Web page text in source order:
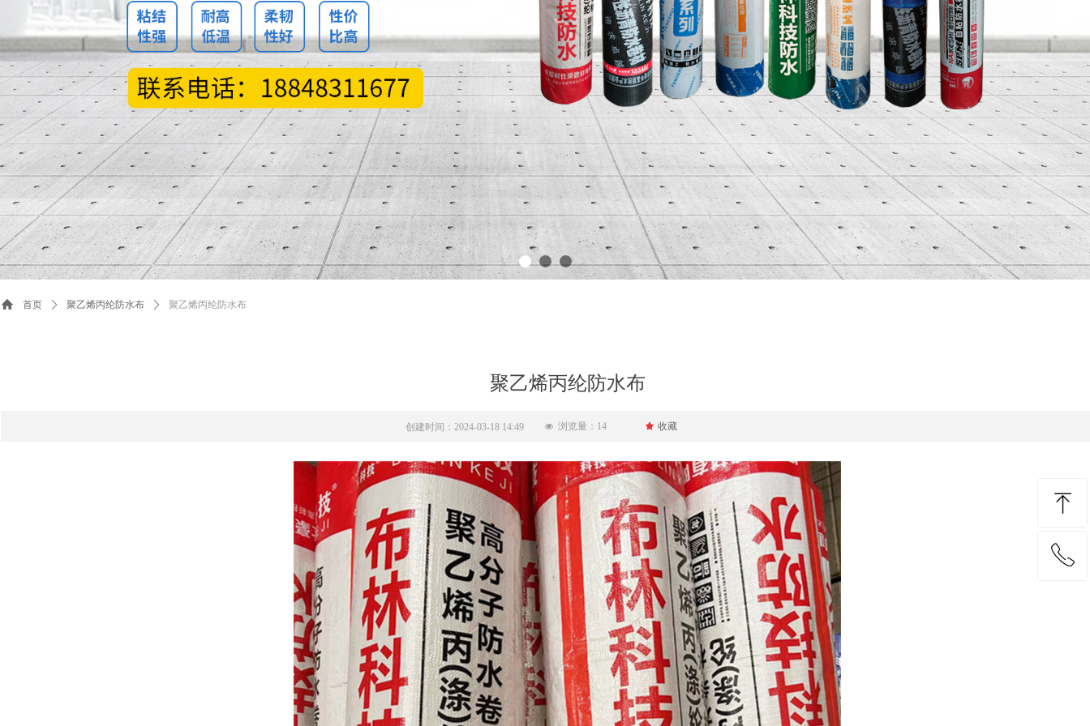
首页 ꄲ 聚乙烯丙纶防水布 ꄲ 聚乙烯丙纶防水布
聚乙烯丙纶防水布
创建时间： 2024-03-18 14:49 넶 浏览量： 14 끄 收藏
ꁸ
回到顶部
ꂅ